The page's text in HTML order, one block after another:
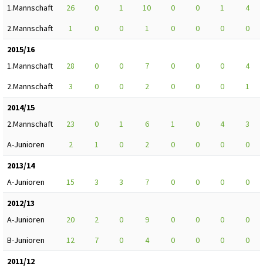
1.Mannschaft
26 0 1 10 0 0 1
4
2.Mannschaft
1 0 0 1 0 0 0
0
2015/16
1.Mannschaft
28 0 0 7 0 0 0
4
2.Mannschaft
3 0 0 2 0 0 0
1
2014/15
2.Mannschaft
23 0 1 6 1 0 4
3
A-Junioren
2 1 0 2 0 0 0
0
2013/14
A-Junioren
15 3 3 7 0 0 0
0
2012/13
A-Junioren
20 2 0 9 0 0 0
0
B-Junioren
12 7 0 4 0 0 0
0
2011/12